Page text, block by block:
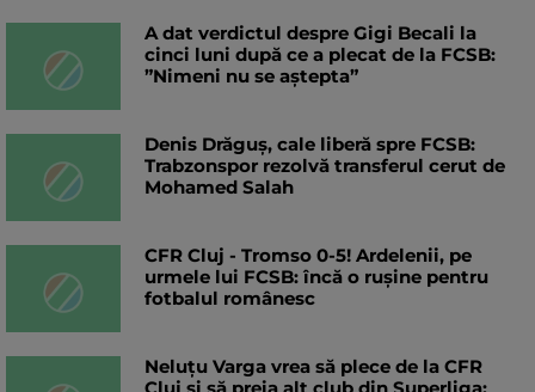
A dat verdictul despre Gigi Becali la
cinci luni după ce a plecat de la FCSB:
”Nimeni nu se aștepta”
Denis Drăguș, cale liberă spre FCSB:
Trabzonspor rezolvă transferul cerut de
Mohamed Salah
CFR Cluj - Tromso 0-5! Ardelenii, pe
urmele lui FCSB: încă o rușine pentru
fotbalul românesc
Neluțu Varga vrea să plece de la CFR